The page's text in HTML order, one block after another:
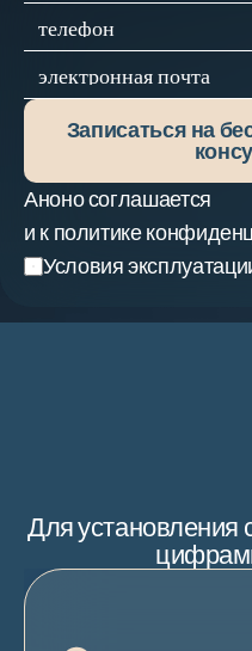
Записаться на
Аноно соглашается
и к политике
Условия
.Для